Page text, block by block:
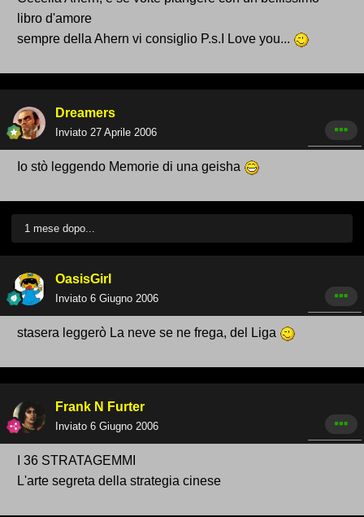
libro d'amore
sempre della Ahern vi consiglio P.s.I Love you...
Dreamers
Inviato 27 Aprile 2006
Io stò leggendo Memorie di una geisha
1 mese dopo...
OasisGirl
Inviato 6 Giugno 2006
stasera leggerò La neve se ne frega, del Liga
Frank N Furter
Inviato 6 Giugno 2006
I 36 STRATAGEMMI
L'arte segreta della strategia cinese